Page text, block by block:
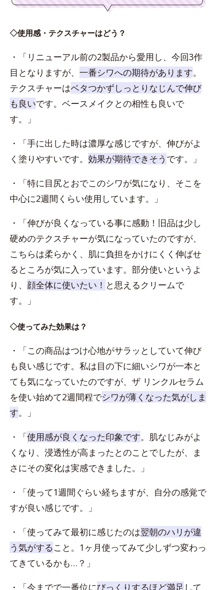
◇使用感・テクスチャーはどう？
・「リニューアル前の2製品から愛用し、今回3作
目となりますが、 一番シワへの期待があります。
テクスチャーはベタつかずしっとりなじんで伸び
も良いです。ベースメイクとの相性も良いで
す。」
・「手に出した時は濃厚な感じですが、伸びがよ
く塗りやすいです。 効果が期待できそう です。」
・「特に目尻とおでこのシワが気になり、そこを
中心に2週間くらい使用しています。」
・「伸びが良くなっている事に感動！旧品は少し
硬めのテクスチャーが気になっていたのですが、
こちらは柔らかく、肌に負担をかけにくく伸ばせ
るところが気に入っています。部分使いというよ
り、 顔全体に使いたい！ と思えるクリームで
す。」
◇使ってみた効果は？
・「この商品はつけ心地がサラッとしていて伸び
も良い感じです。私は目の下に細いシワが一本と
ても気になっていたのですが、ザ リンクルセラム
を使い始めて2週間程でシワが薄くなった気がしま
す。」
・「使用感が良くなった印象です。肌なじみがよ
くなり、浸透性が高まったとのことでしたが、ま
さにその変化は実感できました。」
・「使って1週間ぐらい経ちますが、自分の感覚で
すが良い感じです。」
・「使ってみて最初に感じたのは翌朝のハリが違
う気がすること。1ヶ月使ってみて少しずつ変わっ
てきているかも…？」
・「今までで一番位にびっくりするほど満足 して